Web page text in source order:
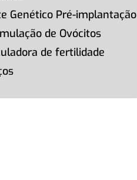
Genético Pré-implantação
de Ovócitos
de fertilidade